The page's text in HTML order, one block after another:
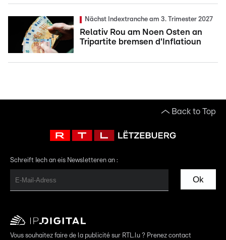
Nächst Indextranche am 3. Trimester 2027
Relativ Rou am Noen Osten an
Tripartite bremsen d'Inflatioun
Back to Top
Schreift Iech an eis Newsletteren an :
Ok
Vous souhaitez faire de la publicité sur RTL.lu ? Prenez contact